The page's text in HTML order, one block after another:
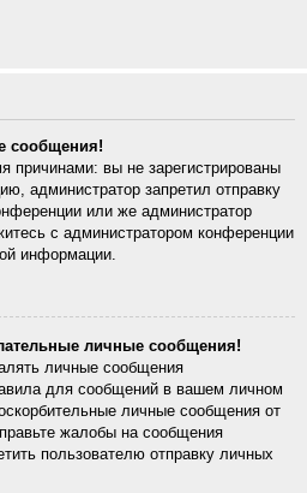
сообщения!
причинами: вы не зарегистрированы
администратор запретил отправку
или же администратор
с администратором конференции
информации.
личные сообщения!
личные сообщения
для сообщений в вашем личном
личные сообщения от
жалобы на сообщения
пользователю отправку личных